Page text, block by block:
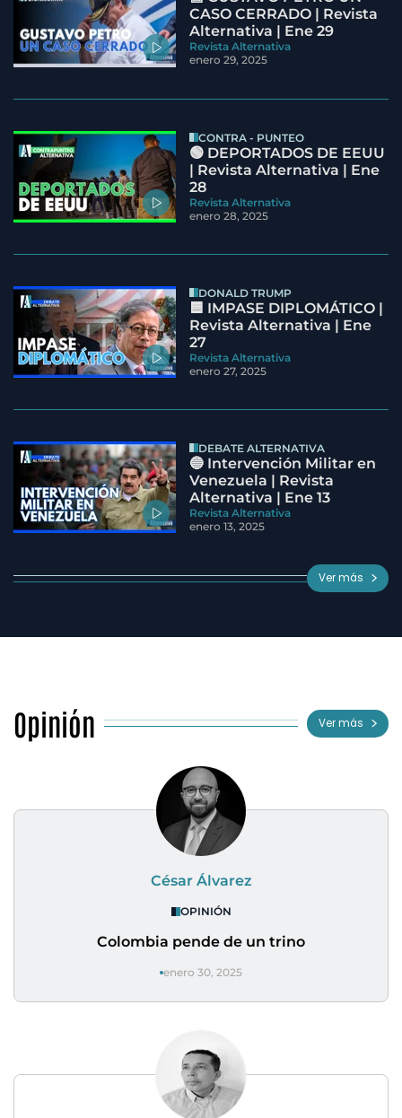
CASO CERRADO | Revista
Alternativa | Ene 29
Revista Alternativa
enero 29, 2025
CONTRA - PUNTEO
🟢 DEPORTADOS DE EEUU
| Revista Alternativa | Ene
28
Revista Alternativa
enero 28, 2025
DONALD TRUMP
🟦 IMPASE DIPLOMÁTICO |
Revista Alternativa | Ene
27
Revista Alternativa
enero 27, 2025
DEBATE ALTERNATIVA
🔵 Intervención Militar en
Venezuela | Revista
Alternativa | Ene 13
Revista Alternativa
enero 13, 2025
Ver más
Opinión Ver más
César Álvarez
OPINIÓN
Colombia pende de un trino
enero 30, 2025